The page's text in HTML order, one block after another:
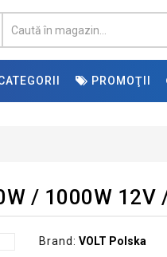
PROMOŢII
/ 1000W 12V
Brand: VOLT Polska